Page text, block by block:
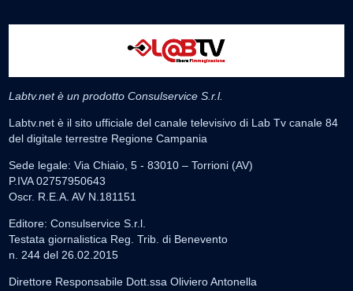
Labtv.net è un prodotto Consulservice S.r.l.
Labtv.net è il sito ufficiale del canale televisivo di Lab Tv canale 84
del digitale terrestre Regione Campania
Sede legale: Via Chiaio, 5 - 83010 – Torrioni (AV)
P.IVA 02757950643
Oscr. R.E.A. AV N.181151
Editore: Consulservice S.r.l.
Testata giornalistica Reg. Trib. di Benevento
n. 244 del 26.02.2015
Direttore Responsabile Dott.ssa Oliviero Antonella